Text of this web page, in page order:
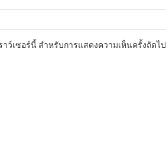
ว์เซอร์นี้ สำหรับการแสดงความเห็นครั้งถัดไป